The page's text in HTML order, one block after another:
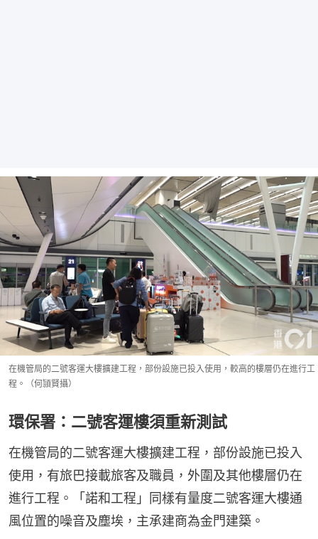
在機管局的二號客運大樓擴建工程，部份設施已投入使用，較高的樓層仍在進行工
程。（何頴賢攝）
環保署：二號客運樓須重新測試
在機管局的二號客運大樓擴建工程，部份設施已投入
使用，有旅巴接載旅客及職員，外圍及其他樓層仍在
進行工程。「諾和工程」同樣有量度二號客運大樓通
風位置的噪音及塵埃，主承建商為金門建築。